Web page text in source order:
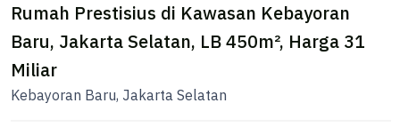
Rumah Prestisius di Kawasan Kebayoran
Baru, Jakarta Selatan, LB 450m², Harga 31
Miliar
Kebayoran Baru, Jakarta Selatan